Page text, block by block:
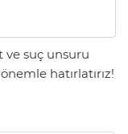
ve suç unsuru
hatırlatırız!